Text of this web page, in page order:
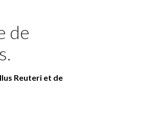
de
Reuteri et de